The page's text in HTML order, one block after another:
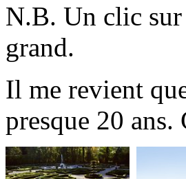
N.B. Un clic sur
grand.
Il me revient
presque 20